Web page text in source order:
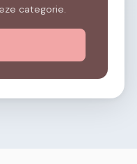
categorie.